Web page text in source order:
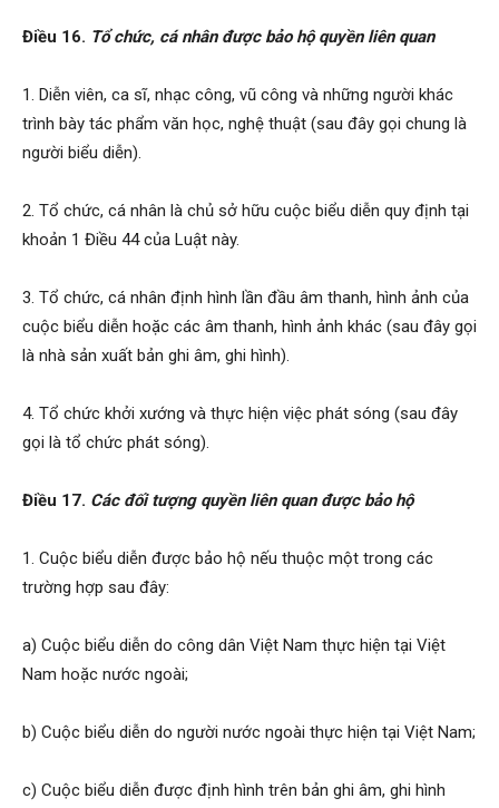
Điều 16. Tổ chức, cá nhân được bảo hộ quyền liên quan
1. Diễn viên, ca sĩ, nhạc công, vũ công và những người khác
trình bày tác phẩm văn học, nghệ thuật (sau đây gọi chung là
người biểu diễn).
2. Tổ chức, cá nhân là chủ sở hữu cuộc biểu diễn quy định tại
khoản 1 Điều 44 của Luật này.
3. Tổ chức, cá nhân định hình lần đầu âm thanh, hình ảnh của
cuộc biểu diễn hoặc các âm thanh, hình ảnh khác (sau đây gọi
là nhà sản xuất bản ghi âm, ghi hình).
4. Tổ chức khởi xướng và thực hiện việc phát sóng (sau đây
gọi là tổ chức phát sóng).
Điều 17. Các đối tượng quyền liên quan được bảo hộ
1. Cuộc biểu diễn được bảo hộ nếu thuộc một trong các
trường hợp sau đây:
a) Cuộc biểu diễn do công dân Việt Nam thực hiện tại Việt
Nam hoặc nước ngoài;
b) Cuộc biểu diễn do người nước ngoài thực hiện tại Việt Nam;
c) Cuộc biểu diễn được định hình trên bản ghi âm, ghi hình